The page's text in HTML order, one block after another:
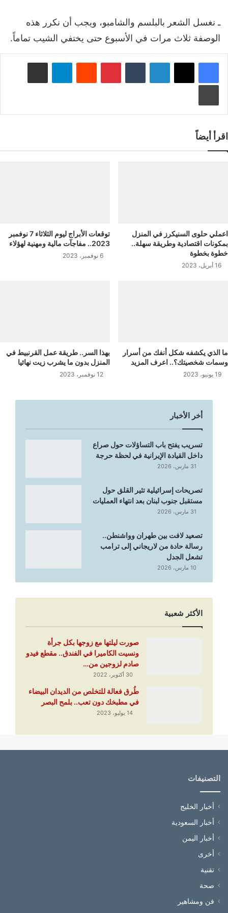
ـ نغسل الشعر بالبلسم والشامبو، ويجب أن نكرر هذه
الوصفة ثلاث مرات في الأسبوع حتى يختفي الشيب تماماً.
لينكدإن بينتيريست
اقرأ أيضاً
اعملي حلوى السنيكرز في المنزل
بمكونات اقتصادية وطريقة سهلة..
خطوة بخطوة
16 أبريل، 2023
توقعات الأبراج ليوم الثلاثاء 7 نوفمبر
2023.. مفاجآت مالية ومهنية لهؤلاء
6 نوفمبر، 2023
ما الذي يكشفه شكل أنفك من أسرار
وسمات شخصيتك؟.. اعرف المزيد
19 يونيو، 2023
بهذا السر.. طريقة عمل القرنبيط في
المنزل بدون ما يشرب زيت نهائيا
12 نوفمبر، 2023
أخر الأخبار
تسريب يفتح باب التساؤلات حول صراع
داخل القيادة الإيرانية في لحظة حرجة
31 مارس، 2026
تصريحات إسرائيلية تثير القلق حول
مستقبل جنوب لبنان بعد انتهاء العمليات
31 مارس، 2026
تصعيد لافت بين طهران وواشنطن..
رسالة حادة من لاريجاني إلى ترامب
تشعل الجدل
10 مارس، 2026
الأكثر شعبية
صورت ليلتها مع زوجها بكل جرأة
ونسيت الكاميرا في الفندق.. مقطع فيدو
صادم لزوجين من…
30 أكتوبر، 2022
طُرق فعالة للتخلص من الديدان البيضاء
في مطبخك دون تعب.. بلمح البصر
14 يوليو، 2023
التصنيفات
أخبار الخليج
أخبار السعودية
أخبار اليمن
أخرى
تقنية
صحة
فن ومشاهير